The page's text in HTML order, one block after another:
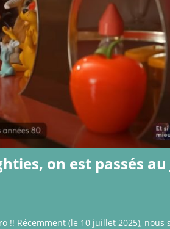
on est passés au
!! Récemment (le 10 juillet 2025), nous